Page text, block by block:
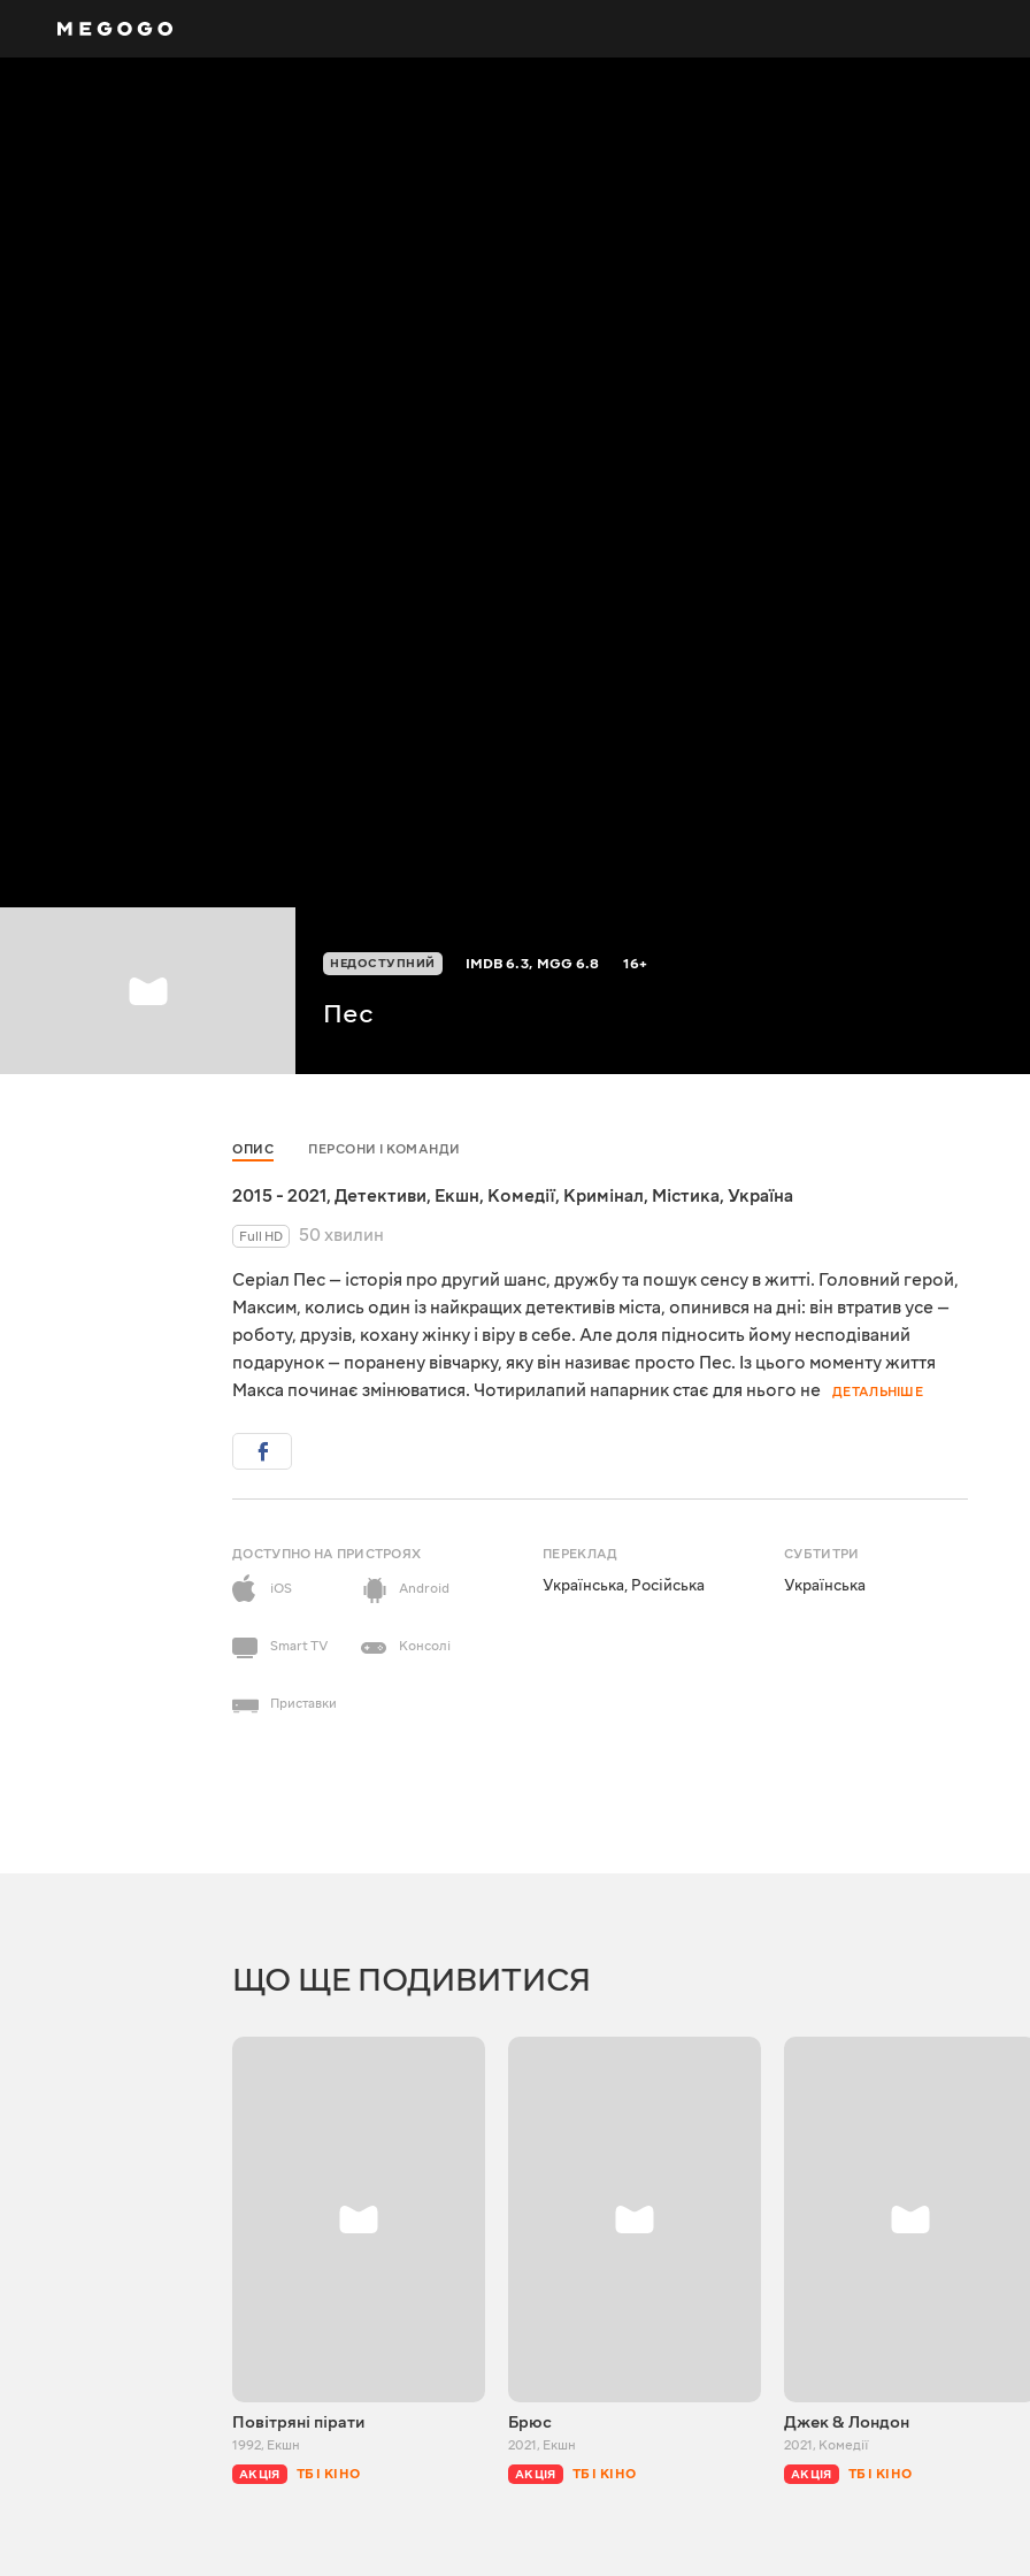
НЕДОСТУПНИЙ IMDB6.3, MGG6.8 16+
Пес
ОПИС ПЕРСОНИ І КОМАНДИ
2015 - 2021, Детективи, Екшн, Комедії, Кримінал, Містика, Україна
Full HD
50 хвилин
Серіал Пес — історія про другий шанс, дружбу та пошук сенсу в житті. Головний герой,
Максим, колись один із найкращих детективів міста, опинився на дні: він втратив усе —
роботу, друзів, кохану жінку і віру в себе. Але доля підносить йому несподіваний
подарунок — поранену вівчарку, яку він називає просто Пес. Із цього моменту життя
Макса починає змінюватися. Чотирилапий напарник стає для нього не
ДЕТАЛЬНІШЕ
ДОСТУПНО НА ПРИСТРОЯХ
iOS
Android
Smart TV Консолі
Приставки
ПЕРЕКЛАД
Українська, Російська
СУБТИТРИ
Українська
ЩО ЩЕ ПОДИВИТИСЯ
Повітряні пірати
1992, Екшн
АКЦІЯ ТБ І КІНО
Брюс
2021, Екшн
АКЦІЯ ТБ І КІНО
Джек & Лондон
2021, Комедії
АКЦІЯ ТБ І КІНО